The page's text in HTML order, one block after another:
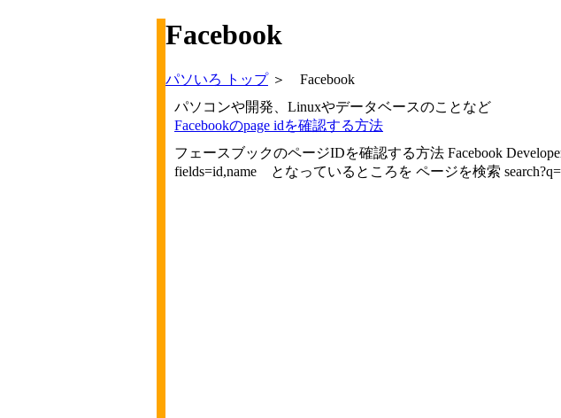
Facebook
パソいろ トップ＞ Facebook
パソコンや開発、Linuxやデータベースのことなど
Facebookのpage idを確認する方法
フェースブックのページIDを確認する方法 Facebook
fields=id,name となっているところを ページを検索